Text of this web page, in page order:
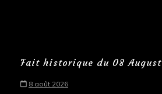
Fait historique du 08 August
8 août 2026